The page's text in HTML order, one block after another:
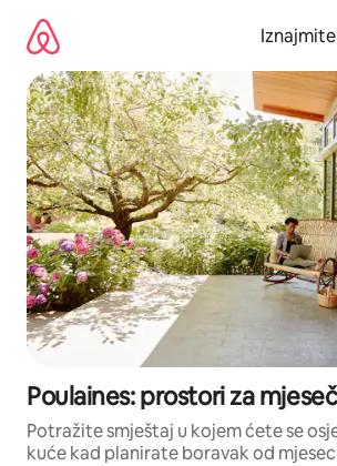
sadržaj
Poulaines: prostori za
Potražite smještaj u kojem ćete se
kuće kad planirate boravak od mjesec